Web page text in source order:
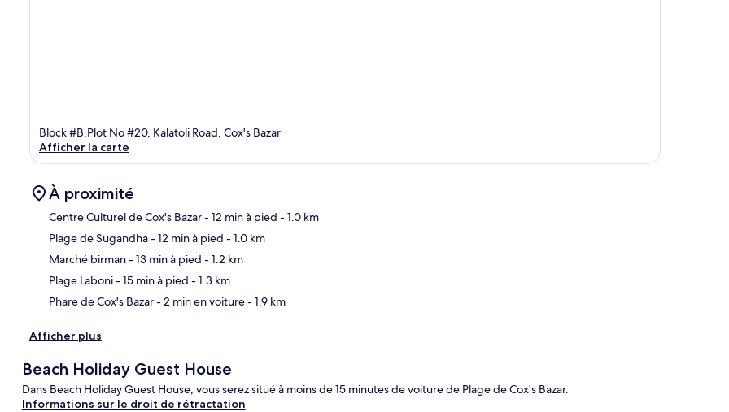
Block #B,Plot No #20, Kalatoli Road, Cox's Bazar
Afficher la carte
À proximité
Centre Culturel de Cox's Bazar- 12 min à pied - 1.0 km
Plage de Sugandha- 12 min à pied - 1.0 km
Marché birman- 13 min à pied - 1.2 km
Plage Laboni- 15 min à pied - 1.3 km
Phare de Cox's Bazar- 2 min en voiture- 1.9 km
Afficher plus
Beach Holiday Guest House
Dans Beach Holiday Guest House, vous serez situé à moins de 15 minutes de voiture de Plage de Cox's Bazar.
Informations sur le droit de rétractation